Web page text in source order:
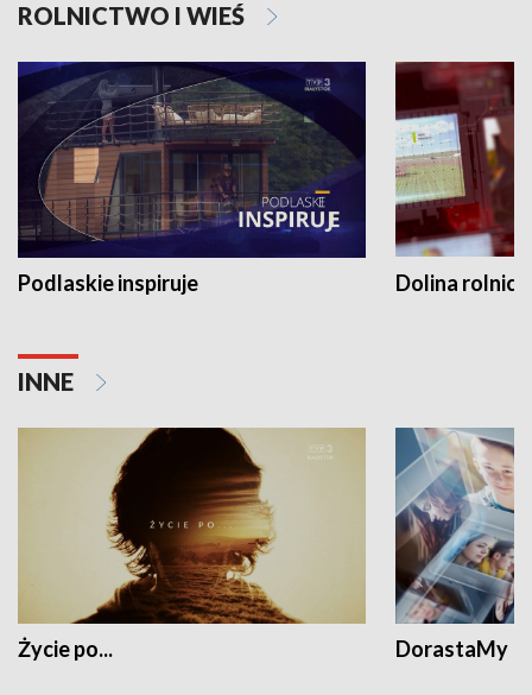
ROLNICTWO I WIEŚ
Podlaskie inspiruje Dolina
INNE
Życie po... DorastaMy